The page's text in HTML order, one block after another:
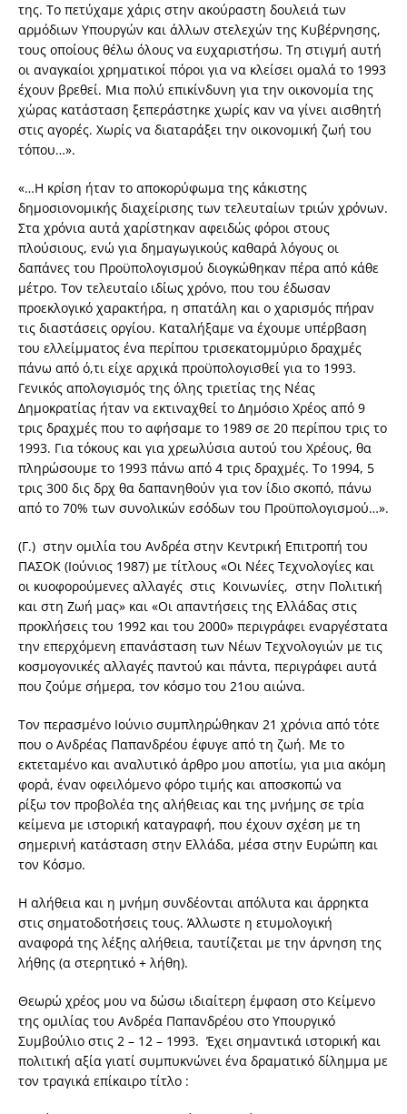
της. Το πετύχαμε χάρις στην ακούραστη δουλειά των
αρμόδιων Υπουργών και άλλων στελεχών της Κυβέρνησης,
τους οποίους θέλω όλους να ευχαριστήσω. Τη στιγμή αυτή
οι αναγκαίοι χρηματικοί πόροι για να κλείσει ομαλά το 1993
έχουν βρεθεί. Μια πολύ επικίνδυνη για την οικονομία της
χώρας κατάσταση ξεπεράστηκε χωρίς καν να γίνει αισθητή
στις αγορές. Χωρίς να διαταράξει την οικονομική ζωή του
τόπου…».
«…Η κρίση ήταν το αποκορύφωμα της κάκιστης
δημοσιονομικής διαχείρισης των τελευταίων τριών χρόνων.
Στα χρόνια αυτά χαρίστηκαν αφειδώς φόροι στους
πλούσιους, ενώ για δημαγωγικούς καθαρά λόγους οι
δαπάνες του Προϋπολογισμού διογκώθηκαν πέρα από κάθε
μέτρο. Τον τελευταίο ιδίως χρόνο, που του έδωσαν
προεκλογικό χαρακτήρα, η σπατάλη και ο χαρισμός πήραν
τις διαστάσεις οργίου. Καταλήξαμε να έχουμε υπέρβαση
του ελλείμματος ένα περίπου τρισεκατομμύριο δραχμές
πάνω από ό,τι είχε αρχικά προϋπολογισθεί για το 1993.
Γενικός απολογισμός της όλης τριετίας της Νέας
Δημοκρατίας ήταν να εκτιναχθεί το Δημόσιο Χρέος από 9
τρις δραχμές που το αφήσαμε το 1989 σε 20 περίπου τρις το
1993. Για τόκους και για χρεωλύσια αυτού του Χρέους, θα
πληρώσουμε το 1993 πάνω από 4 τρις δραχμές. Το 1994, 5
τρις 300 δις δρχ θα δαπανηθούν για τον ίδιο σκοπό, πάνω
από το 70% των συνολικών εσόδων του Προϋπολογισμού…».
(Γ.) στην ομιλία του Ανδρέα στην Κεντρική Επιτροπή του
ΠΑΣΟΚ (Ιούνιος 1987) με τίτλους «Οι Νέες Τεχνολογίες και
οι κυοφορούμενες αλλαγές στις Κοινωνίες, στην Πολιτική
και στη Ζωή μας» και «Οι απαντήσεις της Ελλάδας στις
προκλήσεις του 1992 και του 2000» περιγράφει εναργέστατα
την επερχόμενη επανάσταση των Νέων Τεχνολογιών με τις
κοσμογονικές αλλαγές παντού και πάντα, περιγράφει αυτά
που ζούμε σήμερα, τον κόσμο του 21ου αιώνα.
Τον περασμένο Ιούνιο συμπληρώθηκαν 21 χρόνια από τότε
που ο Ανδρέας Παπανδρέου έφυγε από τη ζωή. Με το
εκτεταμένο και αναλυτικό άρθρο μου αποτίω, για μια ακόμη
φορά, έναν οφειλόμενο φόρο τιμής και αποσκοπώ να
ρίξω τον προβολέα της αλήθειας και της μνήμης σε τρία
κείμενα με ιστορική καταγραφή, που έχουν σχέση με τη
σημερινή κατάσταση στην Ελλάδα, μέσα στην Ευρώπη και
τον Κόσμο.
Η αλήθεια και η μνήμη συνδέονται απόλυτα και άρρηκτα
στις σηματοδοτήσεις τους. Άλλωστε η ετυμολογική
αναφορά της λέξης αλήθεια, ταυτίζεται με την άρνηση της
λήθης (α στερητικό + λήθη).
Θεωρώ χρέος μου να δώσω ιδιαίτερη έμφαση στο Κείμενο
της ομιλίας του Ανδρέα Παπανδρέου στο Υπουργικό
Συμβούλιο στις 2 – 12 – 1993. Έχει σημαντικά ιστορική και
πολιτική αξία γιατί συμπυκνώνει ένα δραματικό δίλημμα με
τον τραγικά επίκαιρο τίτλο :